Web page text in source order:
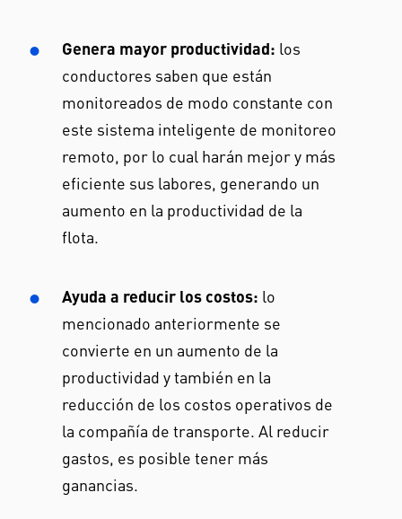
Genera mayor productividad: los
conductores saben que están
monitoreados de modo constante con
este sistema inteligente de monitoreo
remoto, por lo cual harán mejor y más
eficiente sus labores, generando un
aumento en la productividad de la
flota.
Ayuda a reducir los costos: lo
mencionado anteriormente se
convierte en un aumento de la
productividad y también en la
reducción de los costos operativos de
la compañía de transporte. Al reducir
gastos, es posible tener más
ganancias.